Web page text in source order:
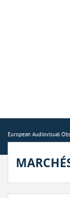
European Audiovisual